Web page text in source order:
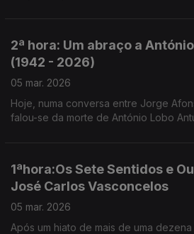
2ª hora: Um abraço a
(1942 - 2026)
05 mar. 2026
Hoje, numa conversa entre Jorge
falou-se da morte de António Lobo
1ªhora:Os Sete Sentidos e
José Carlos Vasconcelos
05 mar. 2026
Após um hiato de mais de uma